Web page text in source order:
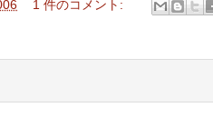
1 件のコメント: